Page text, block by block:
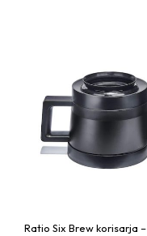
Ratio Six Brew korisarja –